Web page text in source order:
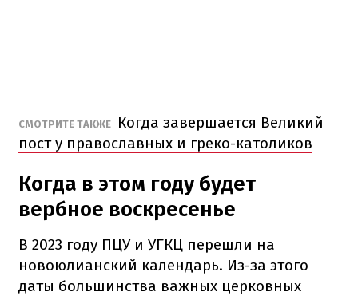
СМОТРИТЕ ТАКЖЕ
Когда завершается Великий
пост у православных и греко-католиков
Когда в этом году будет
вербное воскресенье
В 2023 году ПЦУ и УГКЦ перешли на
новоюлианский календарь. Из-за этого
даты большинства важных церковных